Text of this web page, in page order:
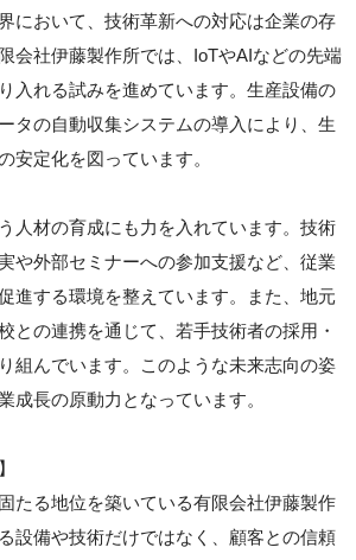
において、技術革新への対応は企業の存
会社伊藤製作所では、IoTやAIなどの先端
入れる試みを進めています。生産設備の
タの自動収集システムの導入により、生
安定化を図っています。
人材の育成にも力を入れています。技術
や外部セミナーへの参加支援など、従業
進する環境を整えています。また、地元
との連携を通じて、若手技術者の採用・
組んでいます。このような未来志向の姿
成長の原動力となっています。
たる地位を築いている有限会社伊藤製作
設備や技術だけではなく、顧客との信頼